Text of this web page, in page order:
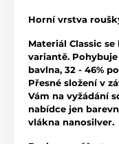
Horní vrstva
Materiál Classic
variantě. Pohybuje
bavlna, 32 - 46%
Přesné složení v
Vám na vyžádání
nabídce jen
vlákna nanosilver.